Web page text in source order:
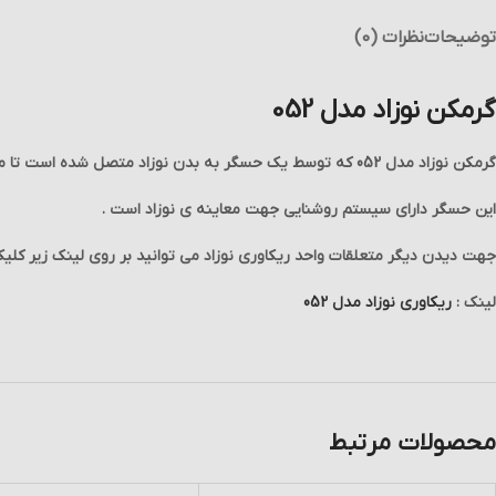
توضیحاتنظرات (0)
گرمکن نوزاد مدل 052
گرمکن نوزاد مدل 052 که توسط یک حسگر به بدن نوزاد متصل شده است تا مقدار دمای بدن نوزاد را اندازه گیرد .
این حسگر دارای سیستم روشنایی جهت معاینه ی نوزاد است .
جهت دیدن دیگر متعلقات واحد ریکاوری نوزاد می توانید بر روی لینک زیر
لینک : ریکاوری نوزاد مدل 052
محصولات مرتبط